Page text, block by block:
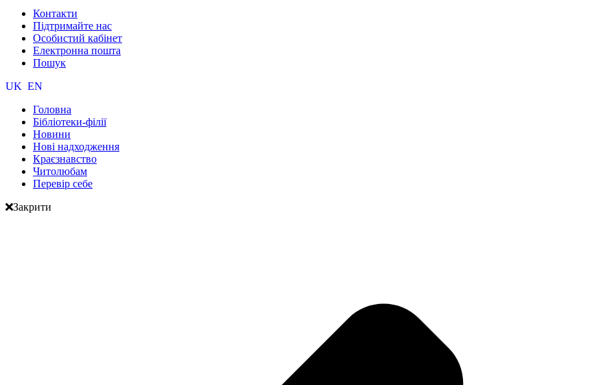
Контакти
Підтримайте нас
Особистий кабінет
Електронна пошта
Пошук
UK EN
Головна
Бібліотеки-філії
Новини
Нові надходження
Краєзнавство
Читолюбам
Перевір себе
Закрити